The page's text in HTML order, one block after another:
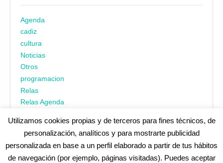
Agenda
cadiz
cultura
Noticias
Otros
programacion
Relas
Relas Agenda
Utilizamos cookies propias y de terceros para fines técnicos, de
personalización, analíticos y para mostrarte publicidad
personalizada en base a un perfil elaborado a partir de tus hábitos
de navegación (por ejemplo, páginas visitadas). Puedes aceptar